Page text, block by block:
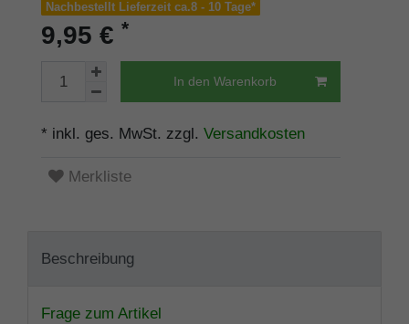
Nachbestellt Lieferzeit ca.8 - 10 Tage*
9,95 € *
In den Warenkorb
* inkl. ges. MwSt. zzgl. Versandkosten
Merkliste
Beschreibung
Frage zum Artikel